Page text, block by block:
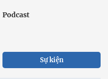
Podcast
Sự kiện